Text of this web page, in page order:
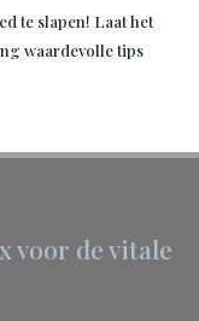
te slapen! Laat het
waardevolle tips
voor de vitale